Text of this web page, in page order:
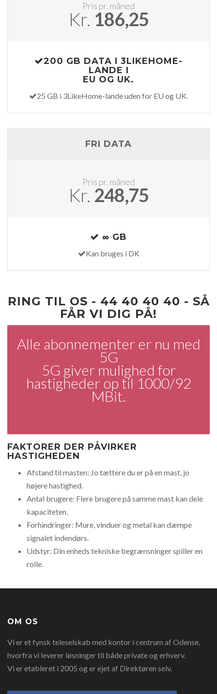
Pris pr. måned
Kr. 186,25
200 GB DATA I 3LIKEHOME-
LANDE I
EU OG UK.
25 GB i 3LikeHome-lande uden for EU og UK.
FRI DATA
Pris pr. måned
Kr. 248,75
∞ GB
Kan bruges i DK
RING TIL OS - 44 40 40 40 - SÅ
FÅR VI DIG PÅ!
Alle abonnementer er nu med
5G
5G giver mulighed for
hastigheder op til 1000/92
MBit.
FAKTORER DER PÅVIRKER
HASTIGHEDEN
Afstand til masten: Jo tættere du er på en mast, jo
højere hastighed.
Antal brugere: Flere brugere på samme mast kan dele
kapaciteten.
Forhindringer: Mure, vinduer og metal kan dæmpe
signalet indendørs.
Udstyr: Din enheds tekniske begrænsninger spiller en
rolle.
OM OS
Vi er et fynsk teleselskab med kontor i centrum af Odense,
hvorfra vi leverer løsninger til både private og erhverv.
Vi er etableret i 2005 og er ejet af Direktøren selv.